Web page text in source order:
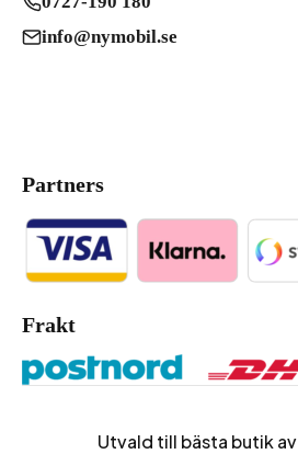
info@nymobil.se
Partners
Frakt
Utvald till bästa butik av